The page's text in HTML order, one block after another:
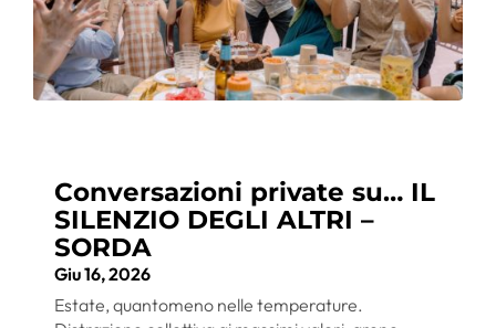
Conversazioni private su… IL
SILENZIO DEGLI ALTRI –
SORDA
Giu 16, 2026
Estate, quantomeno nelle temperature.